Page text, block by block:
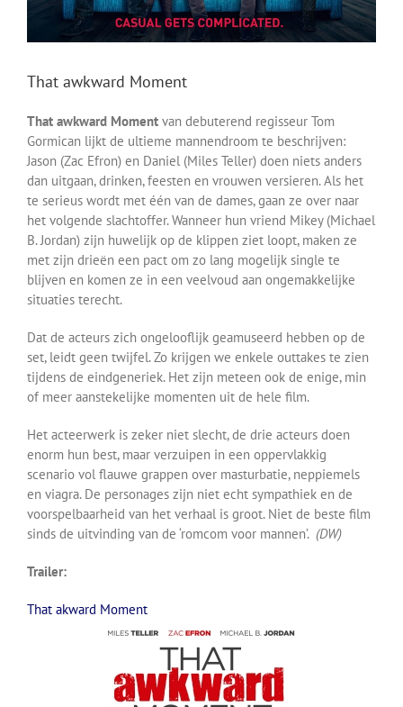
That awkward Moment
That awkward Moment van debuterend regisseur Tom
Gormican lijkt de ultieme mannendroom te beschrijven:
Jason (Zac Efron) en Daniel (Miles Teller) doen niets anders
dan uitgaan, drinken, feesten en vrouwen versieren. Als het
te serieus wordt met één van de dames, gaan ze over naar
het volgende slachtoffer. Wanneer hun vriend Mikey (Michael
B. Jordan) zijn huwelijk op de klippen ziet loopt, maken ze
met zijn drieën een pact om zo lang mogelijk single te
blijven en komen ze in een veelvoud aan ongemakkelijke
situaties terecht.
Dat de acteurs zich ongelooflijk geamuseerd hebben op de
set, leidt geen twijfel. Zo krijgen we enkele outtakes te zien
tijdens de eindgeneriek. Het zijn meteen ook de enige, min
of meer aanstekelijke momenten uit de hele film.
Het acteerwerk is zeker niet slecht, de drie acteurs doen
enorm hun best, maar verzuipen in een oppervlakkig
scenario vol flauwe grappen over masturbatie, neppiemels
en viagra. De personages zijn niet echt sympathiek en de
voorspelbaarheid van het verhaal is groot. Niet de beste film
sinds de uitvinding van de ‘romcom voor mannen’. (DW)
Trailer:
That akward Moment